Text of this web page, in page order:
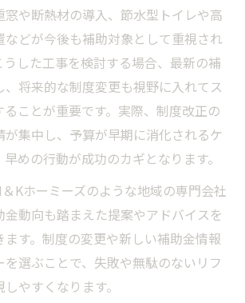
窓や断熱材の導入、節水型トイレや高
などが今後も補助対象として重視され
うした工事を検討する場合、最新の補
、将来的な制度変更も視野に入れてス
ことが重要です。実際、制度改正の
が集中し、予算が早期に消化されるケ
めの行動が成功のカギとなります。
Kホーミーズのような地域の専門会社
金動向も踏まえた提案やアドバイスを
す。制度の変更や新しい補助金情報
を選ぶことで、失敗や無駄のないリフ
やすくなります。